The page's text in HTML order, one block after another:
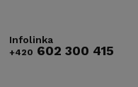
Infolinka
+420 602 300 415